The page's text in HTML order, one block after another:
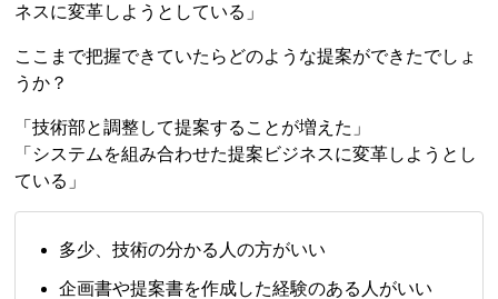
ネスに変革しようとしている」
ここまで把握できていたらどのような提案ができたでしょ
うか？
「技術部と調整して提案することが増えた」
「システムを組み合わせた提案ビジネスに変革しようとし
ている」
多少、技術の分かる人の方がいい
企画書や提案書を作成した経験のある人がいい